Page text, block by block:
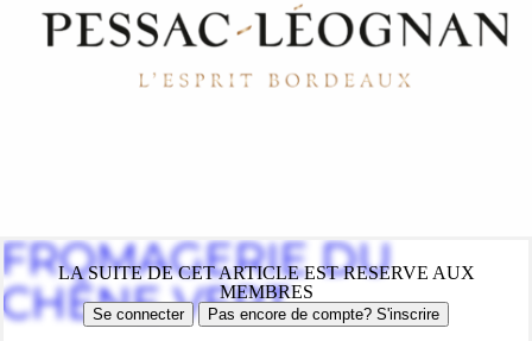
LA SUITE DE CET ARTICLE EST RESERVE AUX
MEMBRES
Se connecter Pas encore de compte? S'inscrire
FROMAGERIE DU
CHÊNE VERT